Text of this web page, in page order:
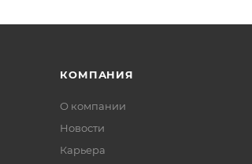
КОМПАНИЯ
О компании
Новости
Карьера